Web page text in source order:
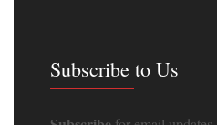
Subscribe to Us